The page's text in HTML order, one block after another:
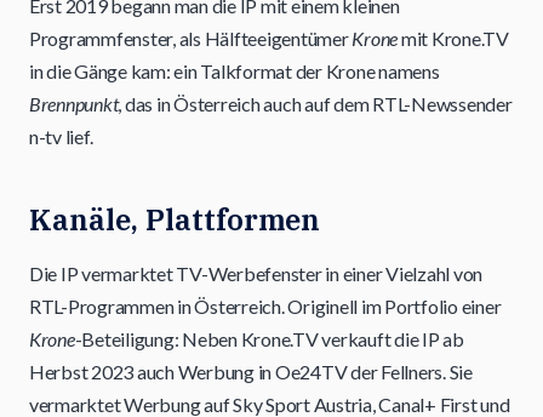
Erst 2019 begann man die IP mit einem kleinen
Programmfenster, als HälfteeigentümerKronemit Krone.TV
in die Gänge kam: ein Talkformat der Krone namens
Brennpunkt, das in Österreich auch auf dem RTL-Newssender
n-tv lief.
Kanäle, Plattformen
Die IP vermarktet TV-Werbefenster in einer Vielzahl von
RTL-Programmen in Österreich. Originell im Portfolio einer
Krone-Beteiligung: Neben Krone.TV verkauft die IP ab
Herbst 2023 auch Werbung in Oe24TV der Fellners. Sie
vermarktet Werbung auf Sky Sport Austria, Canal+ First und